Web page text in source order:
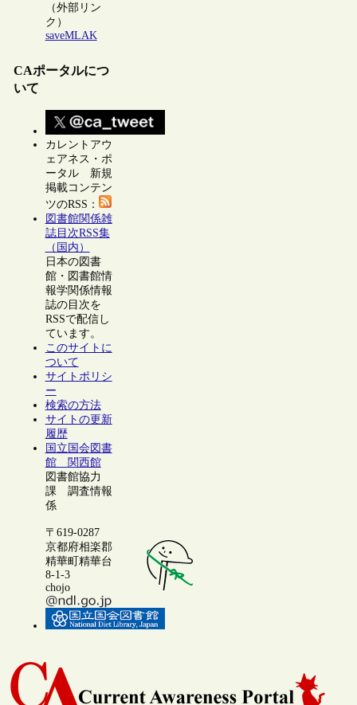
（外部リン
ク）
saveMLAK
CAポータルにつ
いて
カレントアウ
ェアネス・ポ
ータル 新規
掲載コンテン
ツのRSS：
図書館関係雑
誌目次RSS集
（国内）
日本の図書
館・図書館情
報学関係情報
誌の目次を
RSSで配信し
ています。
このサイトに
ついて
サイトポリシ
ー
検索の方法
サイトの更新
履歴
国立国会図書
館 関西館
図書館協力
課 調査情報
係
〒619-0287
京都府相楽郡
精華町精華台
8-1-3
chojo